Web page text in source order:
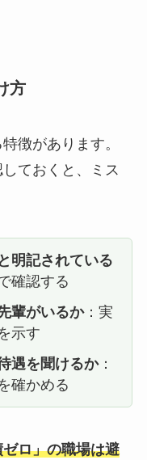
方
徴があります。
ておくと、ミス
明記されている
確認する
輩がいるか：実
示す
遇を聞けるか：
確かめる
ロ」の職場は避